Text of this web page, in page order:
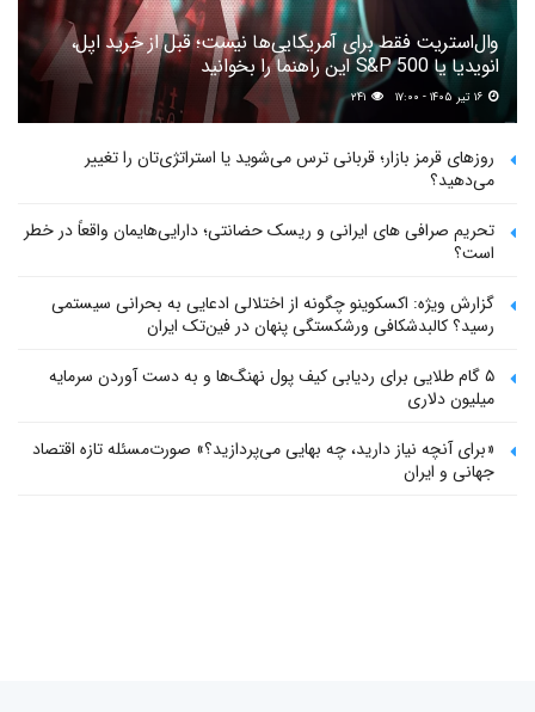
وال‌استریت فقط برای آمریکایی‌ها نیست؛ قبل از خرید اپل،
انویدیا یا S&P 500 این راهنما را بخوانید
۲۴۱
روزهای قرمز بازار؛ قربانی ترس می‌شوید یا استراتژی‌تان را تغییر
می‌دهید؟
تحریم صرافی های ایرانی و ریسک حضانتی؛ دارایی‌هایمان واقعاً در خطر
است؟
گزارش ویژه: اکسکوینو چگونه از اختلالی ادعایی به بحرانی سیستمی
رسید؟ کالبدشکافی ورشکستگی پنهان در فین‌تک ایران
۵ گام طلایی برای ردیابی کیف پول‌ نهنگ‌ها و به دست آوردن سرمایه
میلیون دلاری
«برای آنچه نیاز دارید، چه بهایی می‌پردازید؟» صورت‌مسئله تازه اقتصاد
جهانی و ایران